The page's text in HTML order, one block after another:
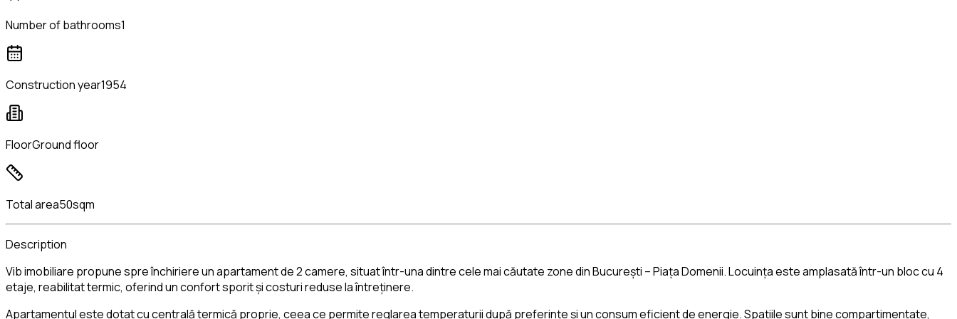
Number of bathrooms1
Construction year1954
FloorGround floor
Total area50sqm
Description
Vib imobiliare propune spre închiriere un apartament de 2 camere, situat într-una dintre cele mai căutate zone din București – Piața Domenii. Locuința este amplasată într-un bloc cu 4
etaje, reabilitat termic, oferind un confort sporit și costuri reduse la întreținere.
Apartamentul este dotat cu centrală termică proprie, ceea ce permite reglarea temperaturii după preferințe și un consum eficient de energie. Spațiile sunt bine compartimentate,